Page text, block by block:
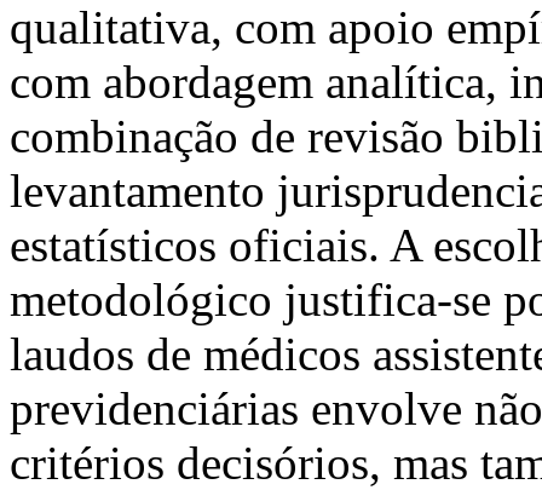
qualitativa, com apoio
com abordagem analítica,
combinação de revisão
levantamento
estatísticos oficiais. A
metodológico justifica-se
laudos de médicos
previdenciárias envolve
critérios decisórios, mas